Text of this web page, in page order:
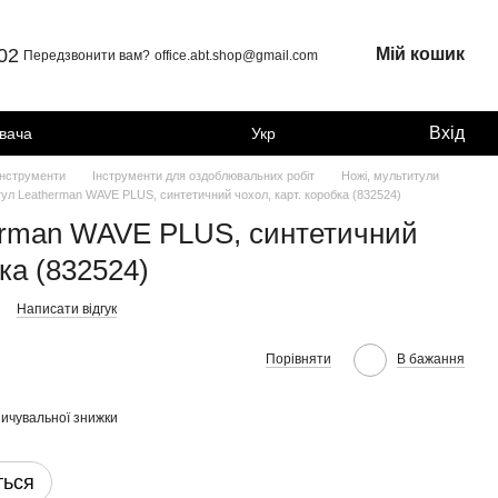
Передзвонити вам? office.abt.shop@gmail.com Мій кошик
Укр Вхід
Інструменти для оздоблювальних робіт
Ножі, мультитули
Leatherman WAVE PLUS, синтетичний чохол, карт. коробка (832524)
WAVE PLUS, синтетичний
(832524)
Написати відгук
Порівняти В бажання
знижки